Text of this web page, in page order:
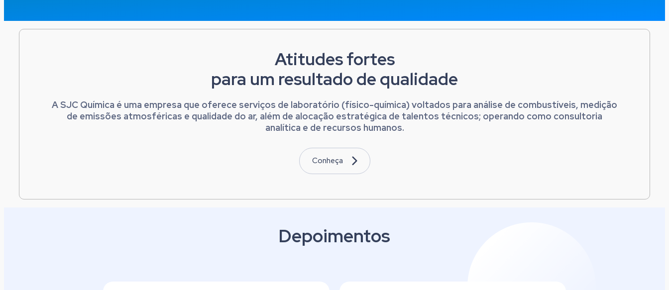
Atitudes fortes
para um resultado de qualidade
A SJC Química é uma empresa que oferece serviços de laboratório (físico-química) voltados para análise de combustíveis, medição
de emissões atmosféricas e qualidade do ar, além de alocação estratégica de talentos técnicos; operando como consultoria
analítica e de recursos humanos.
Conheça
Depoimentos